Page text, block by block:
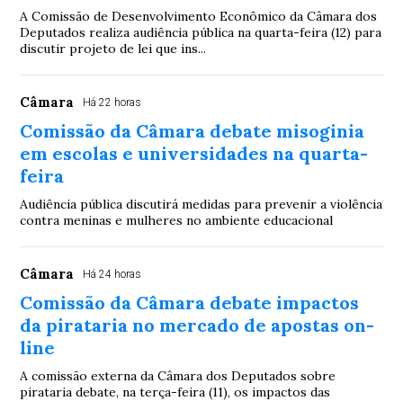
A Comissão de Desenvolvimento Econômico da Câmara dos
Deputados realiza audiência pública na quarta-feira (12) para
discutir projeto de lei que ins...
Câmara Há 22 horas
Comissão da Câmara debate misoginia
em escolas e universidades na quarta-
feira
Audiência pública discutirá medidas para prevenir a violência
contra meninas e mulheres no ambiente educacional
Câmara Há 24 horas
Comissão da Câmara debate impactos
da pirataria no mercado de apostas on-
line
A comissão externa da Câmara dos Deputados sobre
pirataria debate, na terça-feira (11), os impactos das